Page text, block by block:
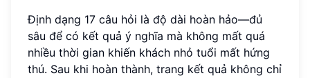
Định dạng 17 câu hỏi là độ dài hoàn hảo—đủ
sâu để có kết quả ý nghĩa mà không mất quá
nhiều thời gian khiến khách nhỏ tuổi mất hứng
thú. Sau khi hoàn thành, trang kết quả không chỉ